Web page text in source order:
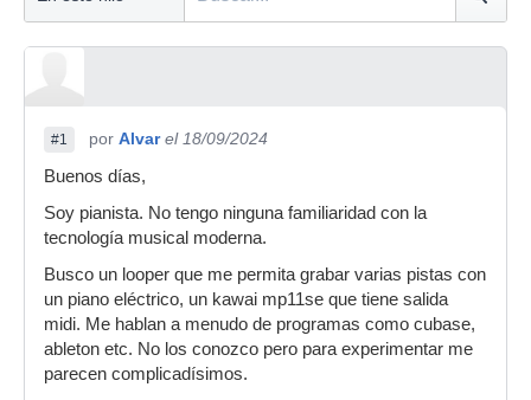
#1 por Alvar el 18/09/2024
Buenos días,
Soy pianista. No tengo ninguna familiaridad con la
tecnología musical moderna.
Busco un looper que me permita grabar varias pistas con
un piano eléctrico, un kawai mp11se que tiene salida
midi. Me hablan a menudo de programas como cubase,
ableton etc. No los conozco pero para experimentar me
parecen complicadísimos.